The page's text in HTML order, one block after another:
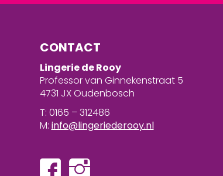
CONTACT
Lingerie de Rooy
Professor van Ginnekenstraat 5
4731 JX Oudenbosch
T: 0165 – 312486
M: info@lingeriederooy.nl